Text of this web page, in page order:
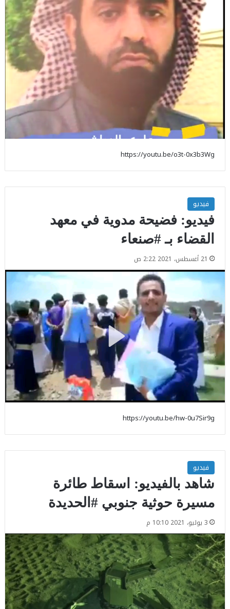
https://youtu.be/o3t-0x3b3Wg
فيديو
فيديو: فضيحة مدوية في معهد
القضاء بـ #صنعاء
21 أغسطس، 2021 2:22 ص
https://youtu.be/hw-0u7Sir9g
فيديو
شاهد بالفيديو: اسقاط طائرة
مسيرة حوثية جنوبي #الحديدة
3 يوليو، 2021 10:10 م